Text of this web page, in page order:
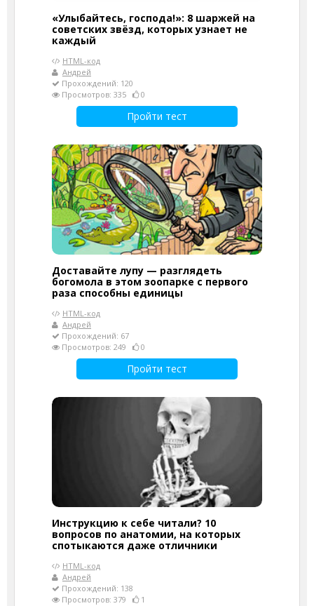
«Улыбайтесь, господа!»: 8 шаржей на
советских звёзд, которых узнает не
каждый
HTML-код
Андрей
Прохождений: 120
Просмотров: 335
0
Пройти тест
Доставайте лупу — разглядеть
богомола в этом зоопарке с первого
раза способны единицы
HTML-код
Андрей
Прохождений: 67
Просмотров: 249
0
Пройти тест
Инструкцию к себе читали? 10
вопросов по анатомии, на которых
спотыкаются даже отличники
HTML-код
Андрей
Прохождений: 138
Просмотров: 379
1